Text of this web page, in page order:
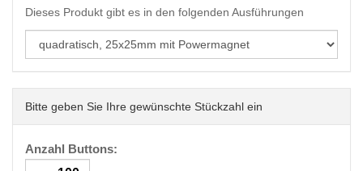
Dieses Produkt gibt es in den folgenden Ausführungen
Bitte geben Sie Ihre gewünschte Stückzahl ein
Anzahl Buttons: